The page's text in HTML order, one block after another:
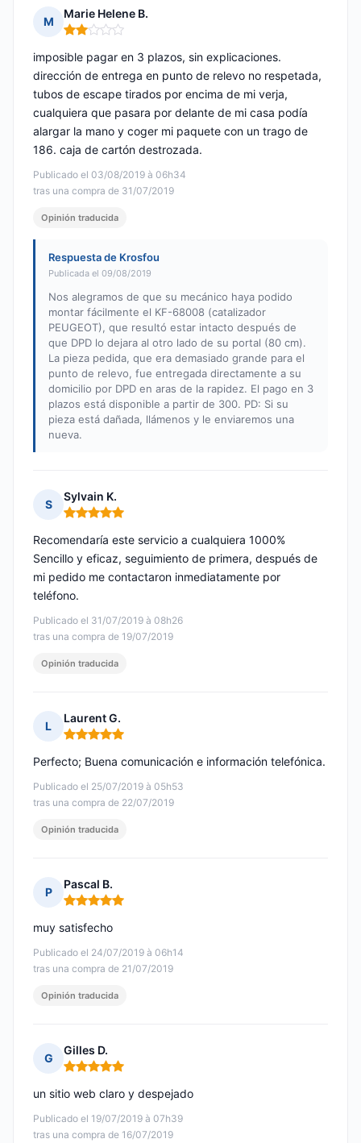
M
Marie Helene B.
Nota: 2 de 5
Publicado el 03/08/2019 à 06h34
tras una compra de 31/07/2019
imposible pagar en 3 plazos, sin explicaciones.
dirección de entrega en punto de relevo no respetada,
tubos de escape tirados por encima de mi verja,
cualquiera que pasara por delante de mi casa podía
alargar la mano y coger mi paquete con un trago de
186. caja de cartón destrozada.
Opinión traducida
Respuesta de Krosfou
Publicada el 09/08/2019
Nos alegramos de que su mecánico haya podido
montar fácilmente el KF-68008 (catalizador
PEUGEOT), que resultó estar intacto después de
que DPD lo dejara al otro lado de su portal (80 cm).
La pieza pedida, que era demasiado grande para el
punto de relevo, fue entregada directamente a su
domicilio por DPD en aras de la rapidez. El pago en 3
plazos está disponible a partir de 300. PD: Si su
pieza está dañada, llámenos y le enviaremos una
nueva.
S
Sylvain K.
Nota: 5 de 5
Publicado el 31/07/2019 à 08h26
tras una compra de 19/07/2019
Recomendaría este servicio a cualquiera 1000%
Sencillo y eficaz, seguimiento de primera, después de
mi pedido me contactaron inmediatamente por
teléfono.
Opinión traducida
L
Laurent G.
Nota: 5 de 5
Publicado el 25/07/2019 à 05h53
tras una compra de 22/07/2019
Perfecto; Buena comunicación e información telefónica.
Opinión traducida
P
Pascal B.
Nota: 5 de 5
Publicado el 24/07/2019 à 06h14
tras una compra de 21/07/2019
muy satisfecho
Opinión traducida
G
Gilles D.
Nota: 5 de 5
Publicado el 19/07/2019 à 07h39
tras una compra de 16/07/2019
un sitio web claro y despejado